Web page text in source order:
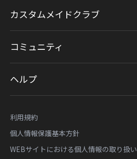
カスタムメイドクラブ
コミュニティ
ヘルプ
利用規約
個人情報保護基本方針
WEBサイトにおける個人情報の取り扱い